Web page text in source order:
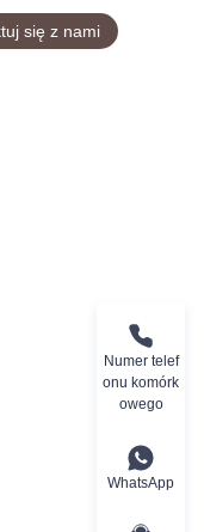
się z nami
Numer telef
onu komórk
owego
WhatsApp